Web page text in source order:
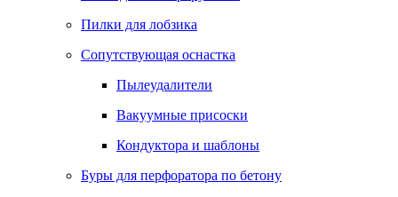
Пилки для лобзика
Сопутствующая оснастка
Пылеудалители
Вакуумные присоски
Кондуктора и шаблоны
Буры для перфоратора по бетону